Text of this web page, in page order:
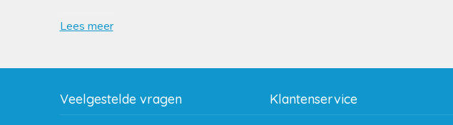
Lees meer
Veelgestelde vragen Klantenservice